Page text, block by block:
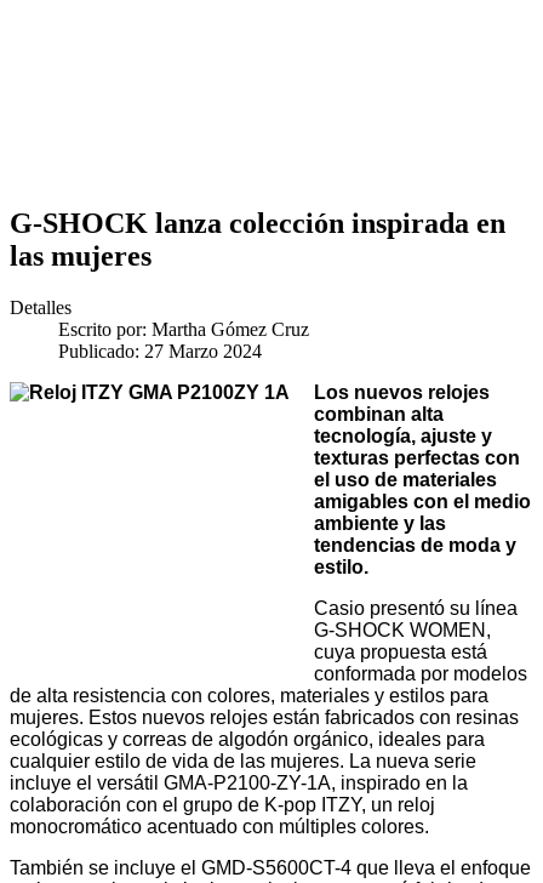
G-SHOCK lanza colección inspirada en
las mujeres
Detalles
Escrito por: Martha Gómez Cruz
Publicado: 27 Marzo 2024
Los nuevos relojes
combinan alta
tecnología, ajuste y
texturas perfectas con
el uso de materiales
amigables con el medio
ambiente y las
tendencias de moda y
estilo.
Casio presentó su línea
G-SHOCK WOMEN,
cuya propuesta está
conformada por modelos
de alta resistencia con colores, materiales y estilos para
mujeres. Estos nuevos relojes están fabricados con resinas
ecológicas y correas de algodón orgánico, ideales para
cualquier estilo de vida de las mujeres. La nueva serie
incluye el versátil GMA-P2100-ZY-1A, inspirado en la
colaboración con el grupo de K-pop ITZY, un reloj
monocromático acentuado con múltiples colores.
También se incluye el GMD-S5600CT-4 que lleva el enfoque